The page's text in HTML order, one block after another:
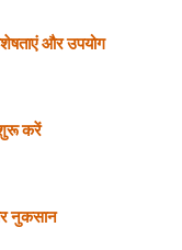
और उपयोग
शुरू करें
नुकसान